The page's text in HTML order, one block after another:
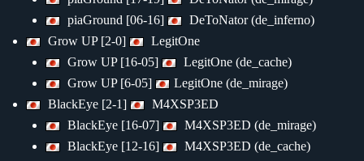
piaGround [06-16]
DeToNator (de_inferno)
Grow UP [2-0]
LegitOne
Grow UP [16-05]
LegitOne (de_cache)
Grow UP [6-05]
LegitOne (de_mirage)
BlackEye [2-1]
M4XSP3ED
BlackEye [16-07]
M4XSP3ED (de_mirage)
BlackEye [12-16]
M4XSP3ED (de_cache)